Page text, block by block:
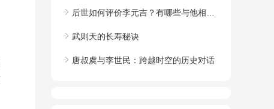
后世如何评价李元吉？有哪些与他相关的轶事典故？
武则天的长寿秘诀
唐叔虞与李世民：跨越时空的历史对话